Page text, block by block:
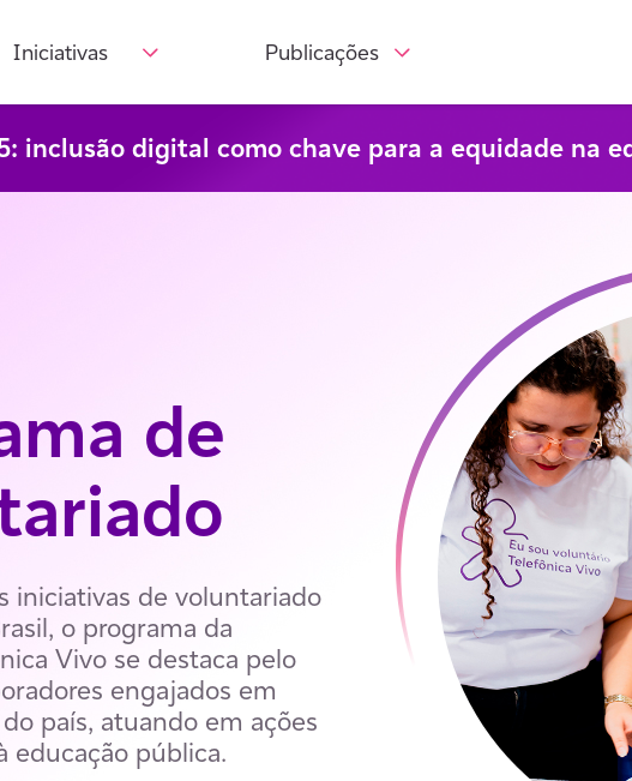
inclusão digital como chave para a equidade na
Iniciativas Publicações
de
iniciativas de voluntariado
o programa da
Vivo se destaca pelo
engajados em
país, atuando em ações
educação pública.